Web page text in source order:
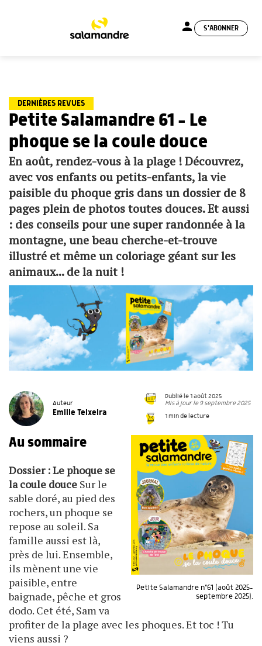
person S'ABONNER
DERNIÈRES REVUES
Petite Salamandre 61 – Le
phoque se la coule douce
En août, rendez-vous à la plage ! Découvrez,
avec vos enfants ou petits-enfants, la vie
paisible du phoque gris dans un dossier de 8
pages plein de photos toutes douces. Et aussi
: des conseils pour une super randonnée à la
montagne, une beau cherche-et-trouve
illustré et même un coloriage géant sur les
animaux... de la nuit !
Auteur
Emilie Teixeira
Publié le 1 août 2025
Mis à jour le 9 septembre 2025
1 min de lecture
Petite Salamandre n°61 (août 2025-
septembre 2025).
Au sommaire
Dossier : Le phoque se
la coule douce Sur le
sable doré, au pied des
rochers, un phoque se
repose au soleil. Sa
famille aussi est là,
près de lui. Ensemble,
ils mènent une vie
paisible, entre
baignade, pêche et gros
dodo. Cet été, Sam va
profiter de la plage avec les phoques. Et toc ! Tu
viens aussi ?